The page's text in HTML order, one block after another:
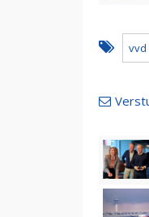
vvd